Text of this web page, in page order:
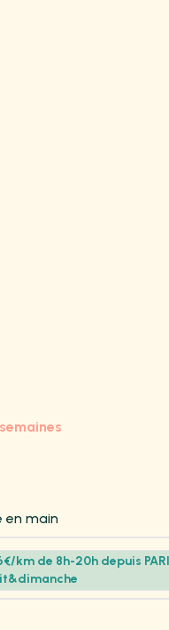
en main
km de 8h-20h depuis